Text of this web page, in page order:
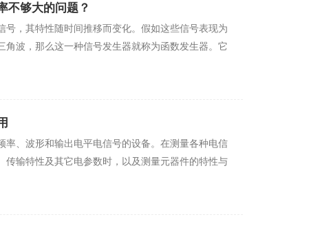
够大的问题？
，其特性随时间推移而变化。假如这些信号表现为
角波，那么这一种信号发生器就称为函数发生器。它
波形和输出电平电信号的设备。在测量各种电信
、传输特性及其它电参数时，以及测量元器件的特性与